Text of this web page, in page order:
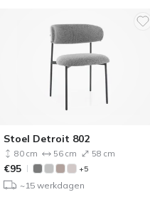
Stoel Detroit 802
80 cm 56 cm 58 cm
€95 +5
~15 werkdagen